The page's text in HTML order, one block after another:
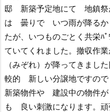
邸 新築予定地にて 地鎮祭
は 曇りで いつ雨が降るか
たが、いつものごとく共栄
ていてくれました。撤収作
（みぞれ）が降ってきま
較的 新しい分譲地ですの
新築物件や 建設中の物件
も 良い刺激になります。頑